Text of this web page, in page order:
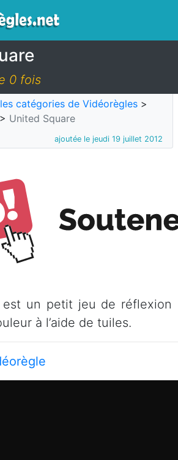
0 fois
catégories de Vidéorègles >
> United Square
ajoutée le jeudi 19 juillet 2012
est un petit jeu de
à l’aide de tuiles.